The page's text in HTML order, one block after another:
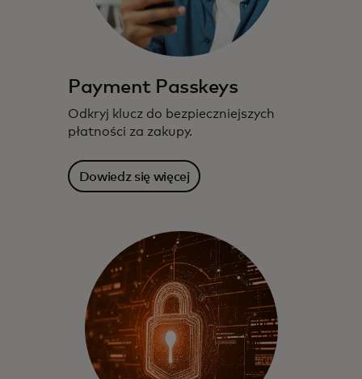
Payment Passkeys
Odkryj klucz do bezpieczniejszych
płatności za zakupy.
Dowiedz się więcej